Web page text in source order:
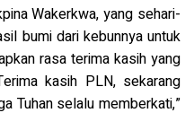
Wakerkwa, yang sehari-
bumi dari kebunnya untuk
rasa terima kasih yang
kasih PLN, sekarang
Tuhan selalu memberkati,”